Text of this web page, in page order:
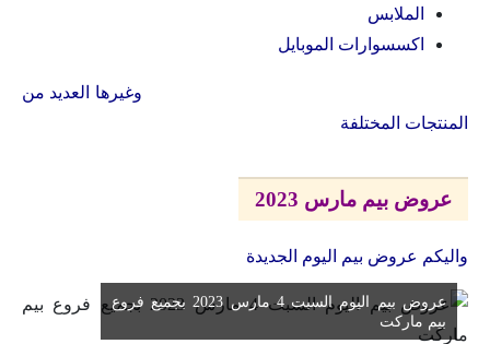
الملابس
اكسسوارات الموبايل
وغيرها العديد من
المنتجات المختلفة
عروض بيم مارس 2023
واليكم عروض بيم اليوم الجديدة
عروض بيم اليوم السبت 4 مارس 2023 بجميع فروع
بيم ماركت